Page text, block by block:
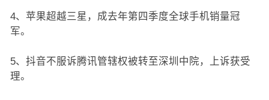
4、苹果超越三星，成去年第四季度全球手机销量冠
军。
5、抖音不服诉腾讯管辖权被转至深圳中院，上诉获受
理。